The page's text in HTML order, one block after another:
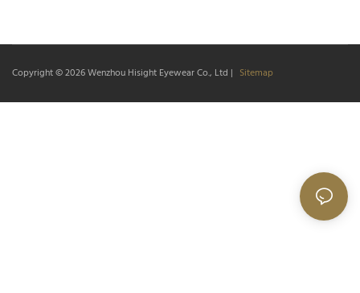
Copyright © 2026Wenzhou Hisight Eyewear Co., Ltd | Sitemap